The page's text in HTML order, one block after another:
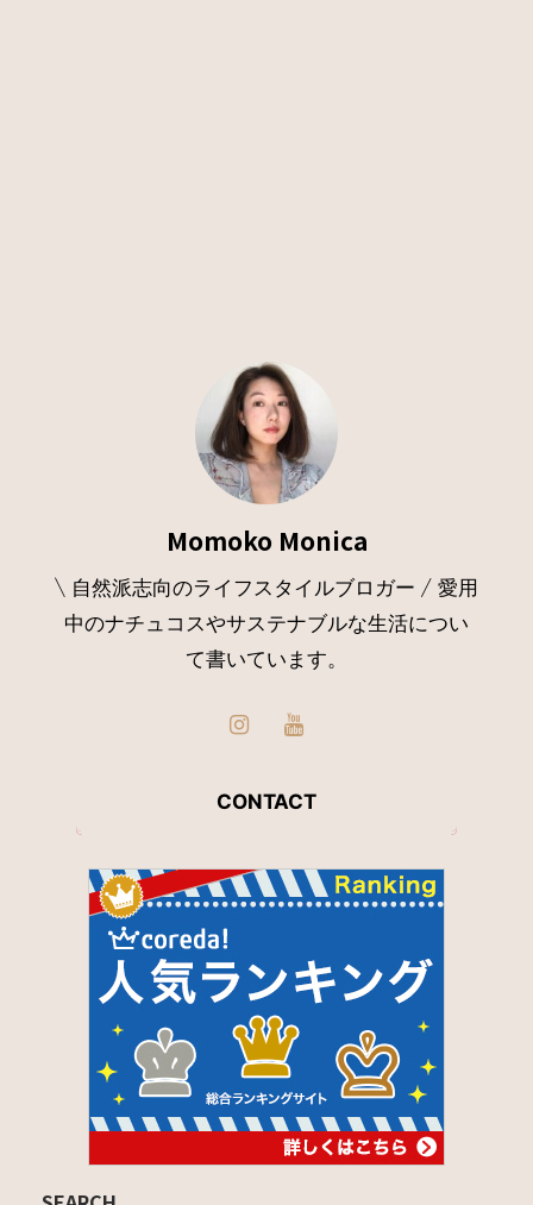
Momoko Monica
\ 自然派志向のライフスタイルブロガー / 愛用
中のナチュコスやサステナブルな生活につい
て書いています。
CONTACT